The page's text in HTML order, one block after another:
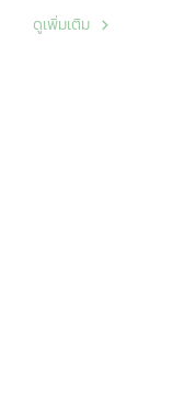
ดูเพิ่มเติม